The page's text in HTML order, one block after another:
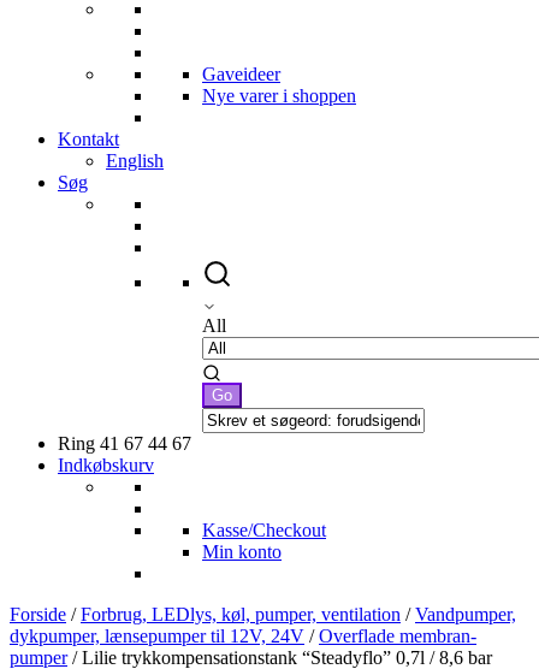
Gaveideer
Nye varer i shoppen
Kontakt
English
Søg
All
Ring 41 67 44 67
Indkøbskurv
Kasse/Checkout
Min konto
Forside /Forbrug, LEDlys, køl, pumper, ventilation /Vandpumper,
dykpumper, lænsepumper til 12V, 24V /Overflade membran-
pumper/ Lilie trykkompensationstank “Steadyflo” 0,7l / 8,6 bar